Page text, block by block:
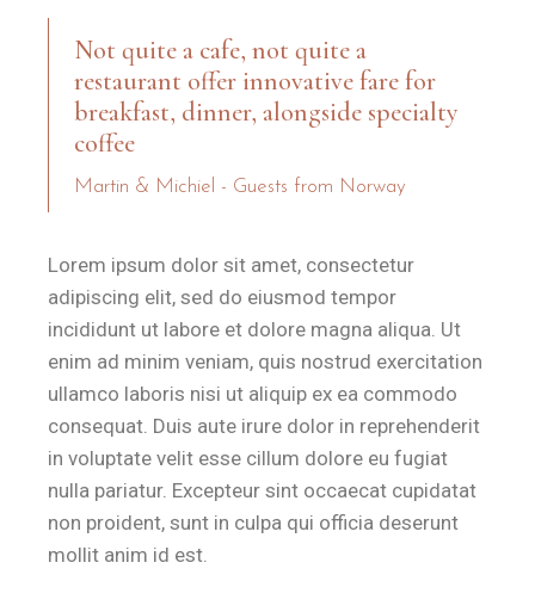
Not quite a cafe, not quite a
restaurant offer innovative fare for
breakfast, dinner, alongside specialty
coffee
Martin & Michiel - Guests from Norway
Lorem ipsum dolor sit amet, consectetur
adipiscing elit, sed do eiusmod tempor
incididunt ut labore et dolore magna aliqua. Ut
enim ad minim veniam, quis nostrud exercitation
ullamco laboris nisi ut aliquip ex ea commodo
consequat. Duis aute irure dolor in reprehenderit
in voluptate velit esse cillum dolore eu fugiat
nulla pariatur. Excepteur sint occaecat cupidatat
non proident, sunt in culpa qui officia deserunt
mollit anim id est.